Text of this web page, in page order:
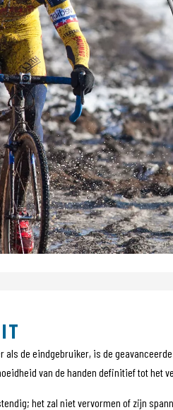
de eindgebruiker, is de
van de handen definitief tot het
het zal niet vervormen of zijn